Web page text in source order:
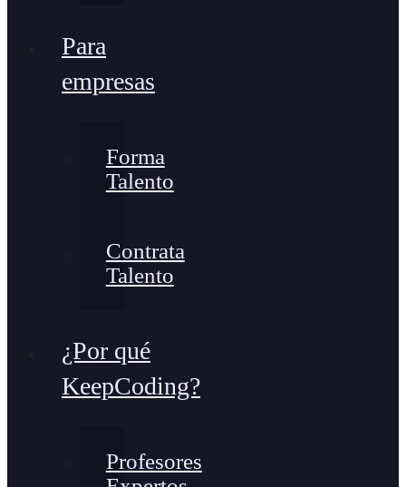
Para
empresas
Forma
Talento
Contrata
Talento
¿Por qué
KeepCoding?
Profesores